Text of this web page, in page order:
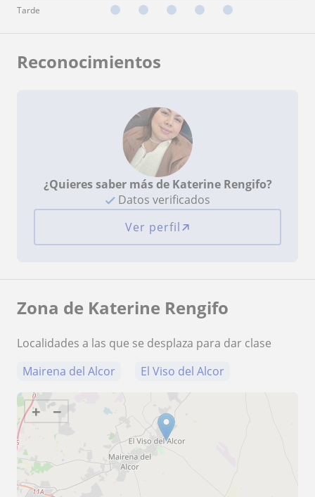
Tarde
Reconocimientos
¿Quieres saber más de Katerine Rengifo?
Datos verificados
Ver perfil
Zona de Katerine Rengifo
Localidades a las que se desplaza para dar clase
Mairena del Alcor
El Viso del Alcor
+ −